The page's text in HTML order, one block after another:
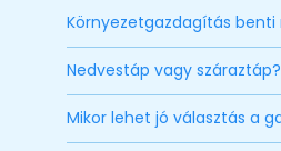
Környezetgazdagítás benti
Nedvestáp vagy száraztáp?
Mikor lehet jó választás a